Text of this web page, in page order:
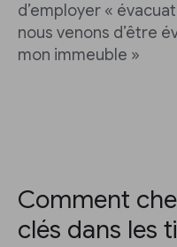
d’employer «
nous venons d’être
mon immeuble »
Comment
clés dans les